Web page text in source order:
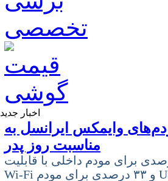
اخبار جدید
وایمکس ایرانسل به
مناسبت روز پدر
از تخفیف ۴۰ درصدی برای مودم داخلی با قابلیت
Wi-Fi و ۳۳ درصدی برای مودم USB وایمکس خود به